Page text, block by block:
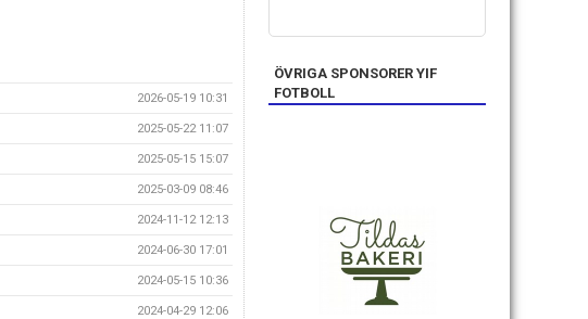
2026-05-19 10:31
2025-05-22 11:07
2025-05-15 15:07
2025-03-09 08:46
2024-11-12 12:13
2024-06-30 17:01
2024-05-15 10:36
2024-04-29 12:06
ÖVRIGA SPONSORER YIF
FOTBOLL